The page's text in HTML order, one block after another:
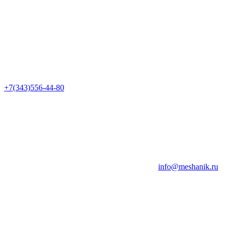
+7(343)556-44-80
info@meshanik.ru